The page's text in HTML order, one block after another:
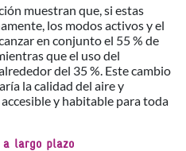
muestran que, si estas
los modos activos y el
en conjunto el 55 % de
que el uso del
del 35 %. Este cambio
la calidad del aire y
y habitable para toda
a largo plazo